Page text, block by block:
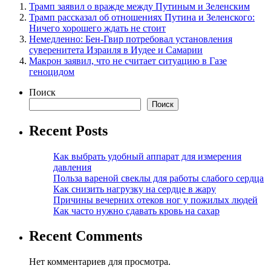
Трамп заявил о вражде между Путиным и Зеленским
Трамп рассказал об отношениях Путина и Зеленского:
Ничего хорошего ждать не стоит
Немедленно: Бен-Гвир потребовал установления
суверенитета Израиля в Иудее и Самарии
Макрон заявил, что не считает ситуацию в Газе
геноцидом
Поиск
Поиск
Recent Posts
Как выбрать удобный аппарат для измерения
давления
Польза вареной свеклы для работы слабого сердца
Как снизить нагрузку на сердце в жару
Причины вечерних отеков ног у пожилых людей
Как часто нужно сдавать кровь на сахар
Recent Comments
Нет комментариев для просмотра.